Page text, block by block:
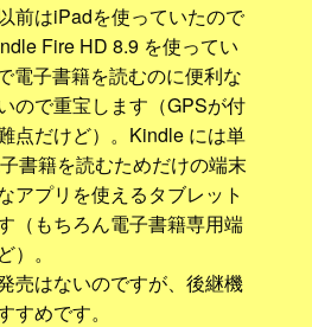
前はiPadを使っていたので
Fire HD 8.9 を使ってい
電子書籍を読むのに便利な
ので重宝します（GPSが付
点だけど）。Kindle には単
書籍を読むためだけの端末
アプリを使えるタブレット
（もちろん電子書籍専用端
。
売はないのですが、後継機
すめです。